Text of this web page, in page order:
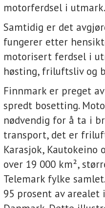
motorferdsel i utmark.
Samtidig er det
fungerer etter
motorisert ferdsel i
høsting, friluftsliv og
Finnmark er preget
spredt bosetting.
nødvendig for å ta i
transport, det er
Karasjok,
over 19 000 km²,
Telemark fylke
95 prosent av